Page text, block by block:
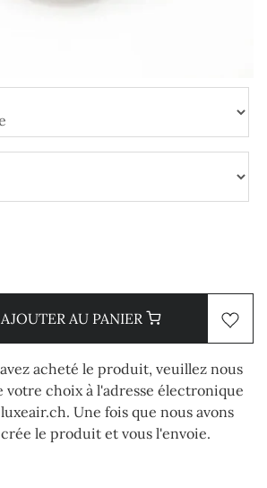
AJOUTER AU PANIER
acheté le produit, veuillez nous
votre choix à l'adresse électronique
Une fois que nous avons
le produit et vous l'envoie.